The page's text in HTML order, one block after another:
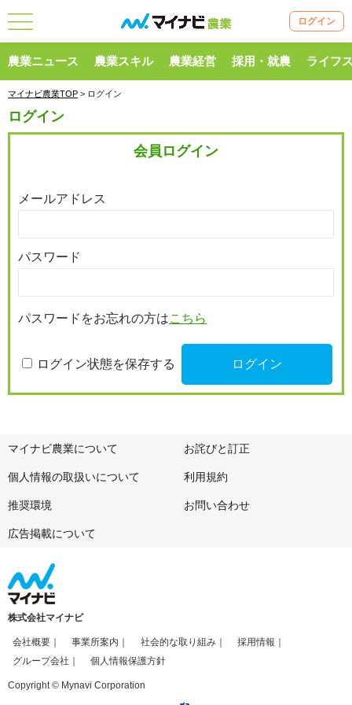
ログイン
農業ニュース 農業スキル 農業経営 採用・就農 ライフ
マイナビ農業TOP > ログイン
ログイン
会員ログイン
メールアドレス
パスワード
パスワードをお忘れの方はこちら
ログイン状態を保存する
マイナビ農業について お詫びと訂正
個人情報の取扱いについて 利用規約
推奨環境 お問い合わせ
広告掲載について
株式会社マイナビ
会社概要 事業所案内 社会的な取り組み
採用情報
グループ会社
個人情報保護方針
Copyright © Mynavi Corporation